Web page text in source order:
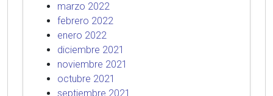
marzo 2022
febrero 2022
enero 2022
diciembre 2021
noviembre 2021
octubre 2021
septiembre 2021